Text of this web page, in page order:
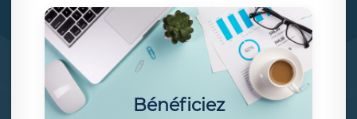
Bénéficiez